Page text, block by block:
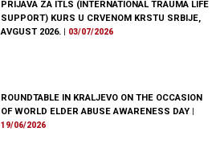
PRIJAVA ZA ITLS (INTERNATIONAL TRAUMA LIFE
SUPPORT) KURS U CRVENOM KRSTU SRBIJE,
AVGUST 2026. | 03/07/2026
ROUNDTABLE IN KRALJEVO ON THE OCCASION
OF WORLD ELDER ABUSE AWARENESS DAY
19/06/2026